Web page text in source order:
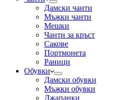
Дамски чанти
Мъжки чанти
Мешки
Чанти за кръст
Сакове
Портмонета
Раници
Обувки
Дамски обувки
Мъжки обувки
Джапанки